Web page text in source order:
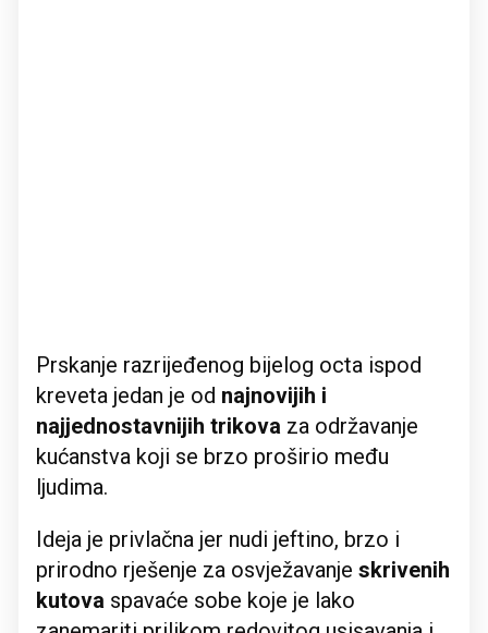
Prskanje razrijeđenog bijelog octa ispod
kreveta jedan je od najnovijih i
najjednostavnijih trikova za održavanje
kućanstva koji se brzo proširio među
ljudima.
Ideja je privlačna jer nudi jeftino, brzo i
prirodno rješenje za osvježavanje skrivenih
kutova spavaće sobe koje je lako